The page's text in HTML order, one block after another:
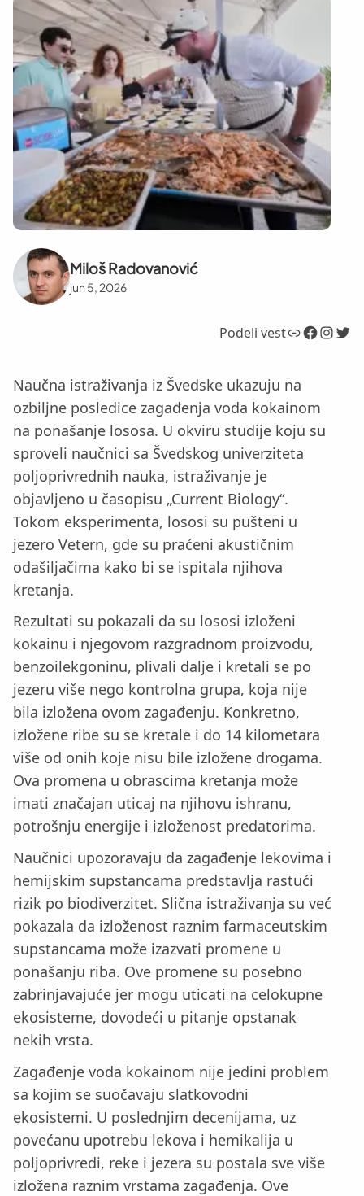
Miloš Radovanović
jun 5, 2026
Podeli vestLink Facebook InstagramTwitter
Naučna istraživanja iz Švedske ukazuju na
ozbiljne posledice zagađenja voda kokainom
na ponašanje lososa. U okviru studije koju su
sproveli naučnici sa Švedskog univerziteta
poljoprivrednih nauka, istraživanje je
objavljeno u časopisu „Current Biology“.
Tokom eksperimenta, lososi su pušteni u
jezero Vetern, gde su praćeni akustičnim
odašiljačima kako bi se ispitala njihova
kretanja.
Rezultati su pokazali da su lososi izloženi
kokainu i njegovom razgradnom proizvodu,
benzoilekgoninu, plivali dalje i kretali se po
jezeru više nego kontrolna grupa, koja nije
bila izložena ovom zagađenju. Konkretno,
izložene ribe su se kretale i do 14 kilometara
više od onih koje nisu bile izložene drogama.
Ova promena u obrascima kretanja može
imati značajan uticaj na njihovu ishranu,
potrošnju energije i izloženost predatorima.
Naučnici upozoravaju da zagađenje lekovima i
hemijskim supstancama predstavlja rastući
rizik po biodiverzitet. Slična istraživanja su već
pokazala da izloženost raznim farmaceutskim
supstancama može izazvati promene u
ponašanju riba. Ove promene su posebno
zabrinjavajuće jer mogu uticati na celokupne
ekosisteme, dovodeći u pitanje opstanak
nekih vrsta.
Zagađenje voda kokainom nije jedini problem
sa kojim se suočavaju slatkovodni
ekosistemi. U poslednjim decenijama, uz
povećanu upotrebu lekova i hemikalija u
poljoprivredi, reke i jezera su postala sve više
izložena raznim vrstama zagađenja. Ove